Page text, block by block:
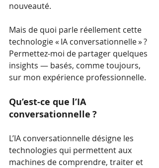
nouveauté.
Mais de quoi parle réellement cette
technologie « IA conversationnelle » ?
Permettez-moi de partager quelques
insights — basés, comme toujours,
sur mon expérience professionnelle.
Qu’est-ce que l’IA
conversationnelle ?
L’IA conversationnelle désigne les
technologies qui permettent aux
machines de comprendre, traiter et